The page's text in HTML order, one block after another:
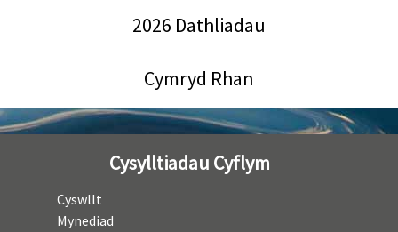
2026 Dathliadau
Cymryd Rhan
Cysylltiadau Cyflym
Cyswllt
Mynediad